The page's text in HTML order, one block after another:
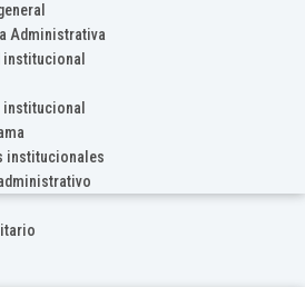
Administrativa
institucional
institucionales